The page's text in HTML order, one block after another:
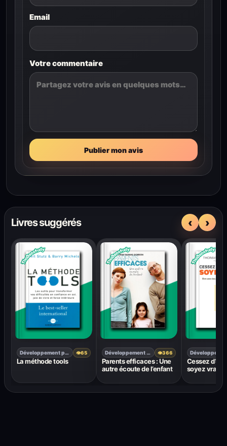
Email
Votre commentaire
Publier mon avis
Livres suggérés ‹ ›
Développement personnel 👁65
La méthode tools
Développement personnel 👁366
Parents efficaces : Une
autre écoute de l’enfant
Cessez
soyez vrai !